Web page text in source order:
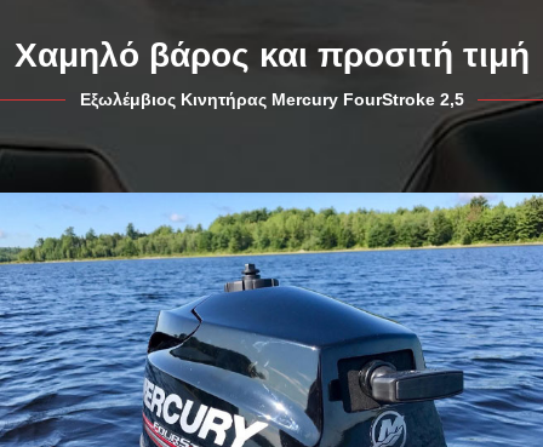
Χαμηλό βάρος και προσιτή τιμή
Εξωλέμβιος Κινητήρας Mercury FourStroke 2,5